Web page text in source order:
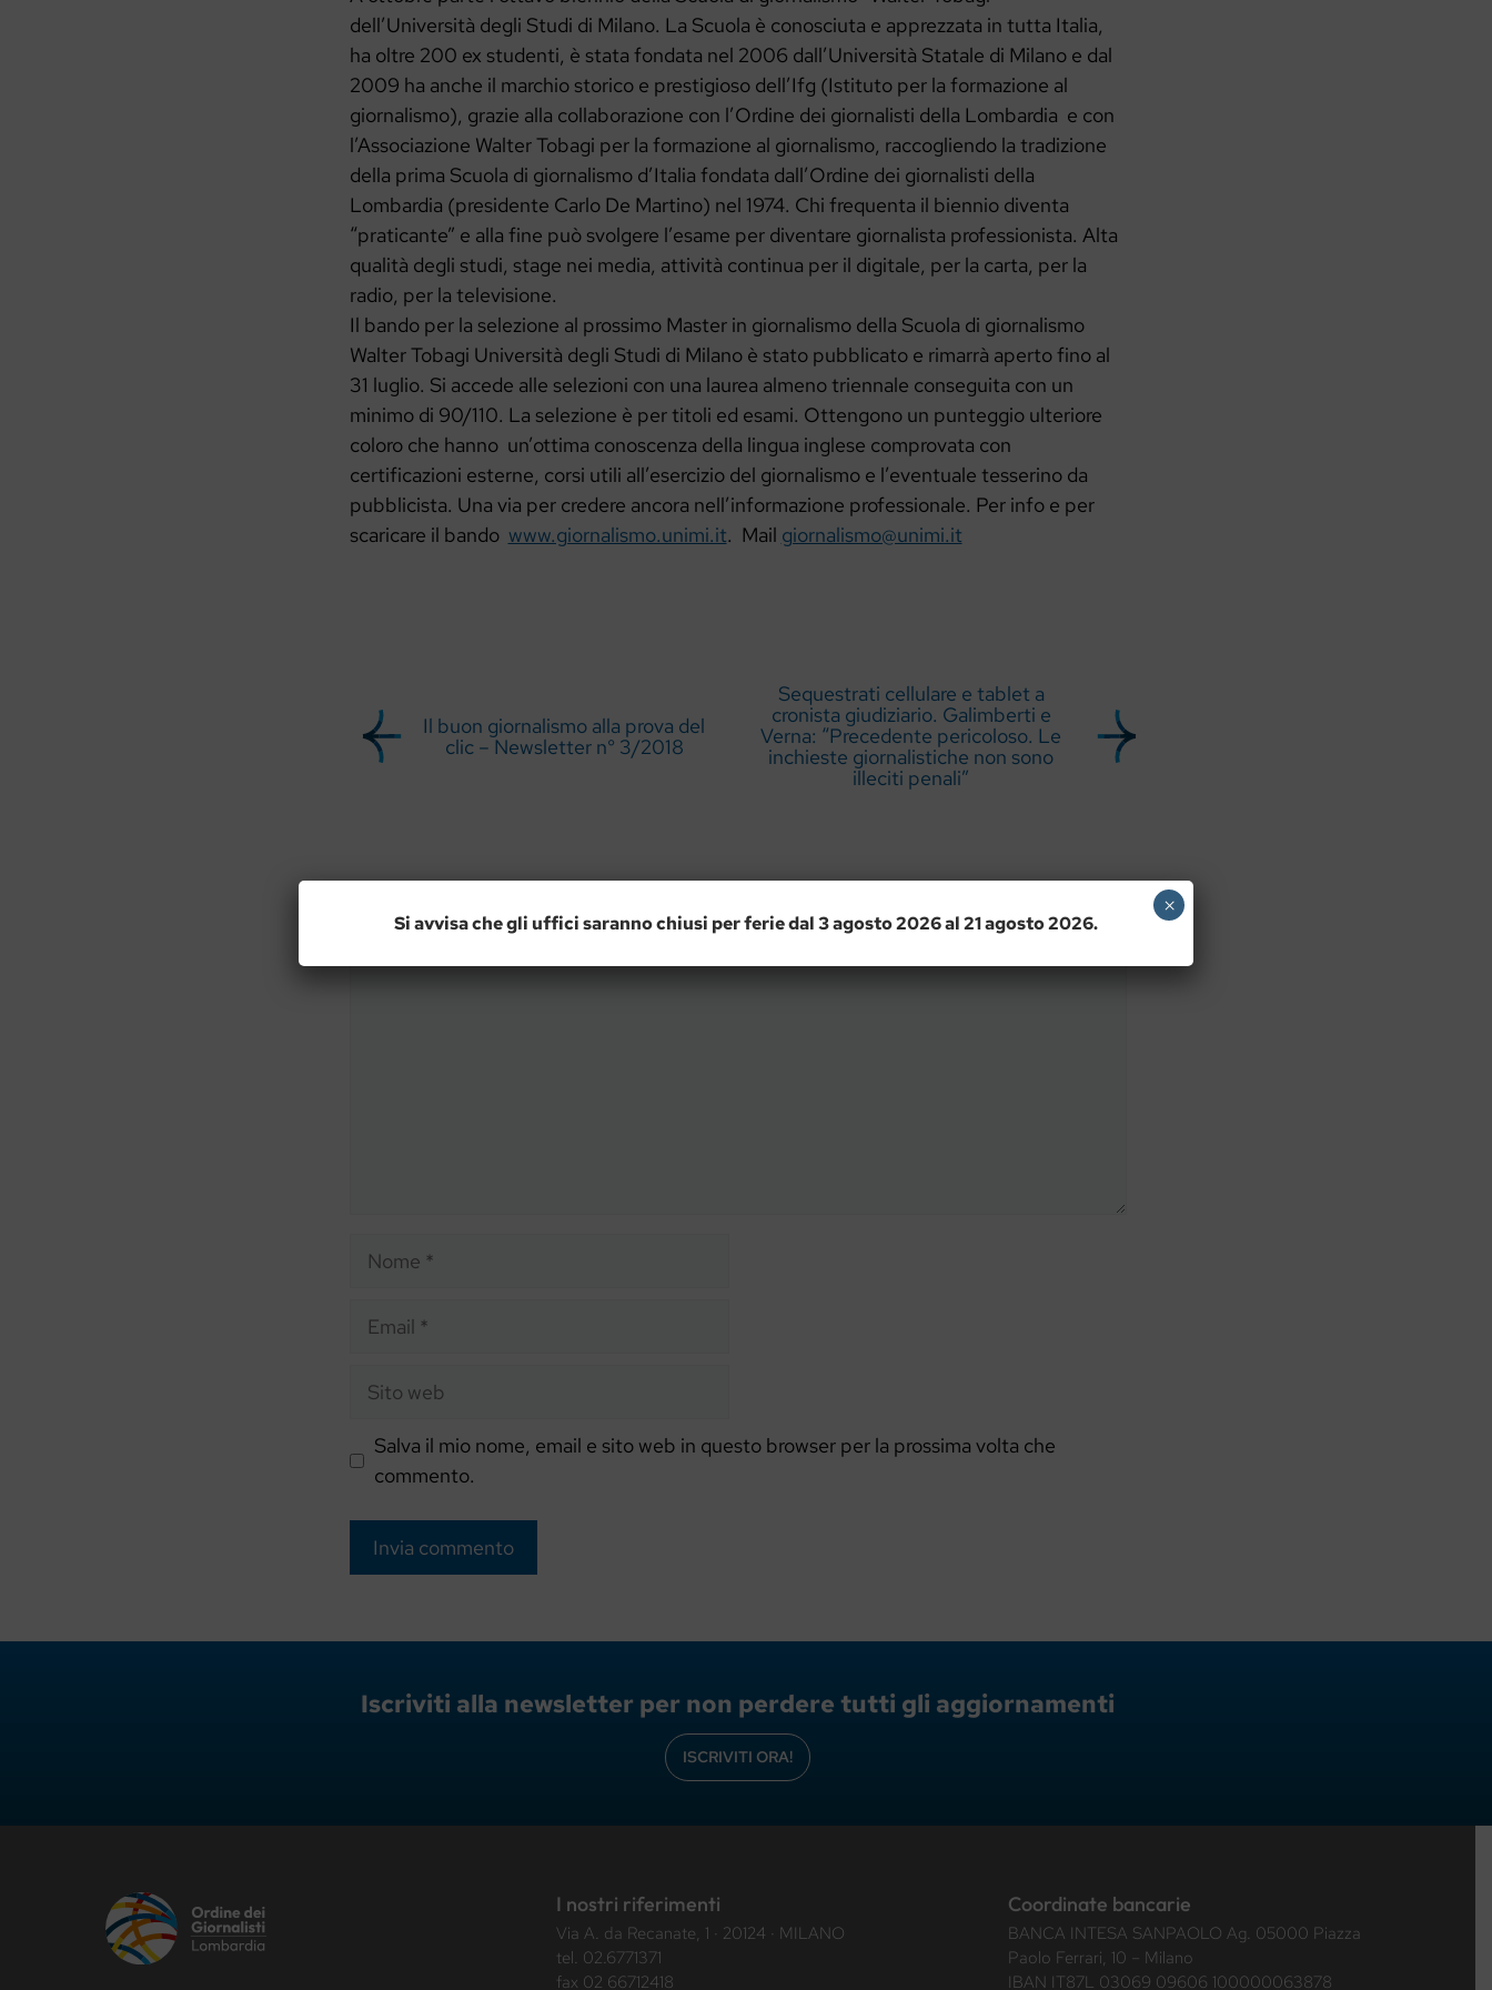
dell’Università degli Studi di Milano. La Scuola è conosciuta e apprezzata in tutta Italia,
ha oltre 200 ex studenti, è stata fondata nel 2006 dall’Università Statale di Milano e dal
2009 ha anche il marchio storico e prestigioso dell’Ifg (Istituto per la formazione al
giornalismo), grazie alla collaborazione con l’Ordine dei giornalisti della Lombardia e con
l’Associazione Walter Tobagi per la formazione al giornalismo, raccogliendo la tradizione
della prima Scuola di giornalismo d’Italia fondata dall’Ordine dei giornalisti della
Lombardia (presidente Carlo De Martino) nel 1974. Chi frequenta il biennio diventa
“praticante” e alla fine può svolgere l’esame per diventare giornalista professionista. Alta
qualità degli studi, stage nei media, attività continua per il digitale, per la carta, per la
radio, per la televisione.
Il bando per la selezione al prossimo Master in giornalismo della Scuola di giornalismo
Walter Tobagi Università degli Studi di Milano è stato pubblicato e rimarrà aperto fino al
31 luglio. Si accede alle selezioni con una laurea almeno triennale conseguita con un
minimo di 90/110. La selezione è per titoli ed esami. Ottengono un punteggio ulteriore
coloro che hanno un’ottima conoscenza della lingua inglese comprovata con
certificazioni esterne, corsi utili all’esercizio del giornalismo e l’eventuale tesserino da
pubblicista. Una via per credere ancora nell’informazione professionale. Per info e per
scaricare il bando www.giornalismo.unimi.it. Mail giornalismo@unimi.it
Il buon giornalismo alla prova del
clic – Newsletter n° 3/2018
Sequestrati cellulare e tablet a
cronista giudiziario. Galimberti e
Verna: “Precedente pericoloso. Le
inchieste giornalistiche non sono
illeciti penali”
Lascia un commento
Commento
Nome
Email
Sito
Salva il mio nome, email e sito web in questo browser per la prossima volta che
commento.
Iscriviti alla newsletter per non perdere tutti gli aggiornamenti
ISCRIVITI ORA!
I nostri riferimenti
Via A. da Recanate, 1 · 20124 · MILANO
tel. 02.6771371
fax 02 66712418
Coordinate bancarie
BANCA INTESA SANPAOLO Ag. 05000 Piazza
Paolo Ferrari, 10 – Milano
IBAN IT87L 03069 09606 100000063878
Si avvisa che gli uffici saranno chiusi per ferie dal 3 agosto 2026 al 21 agosto 2026.
×